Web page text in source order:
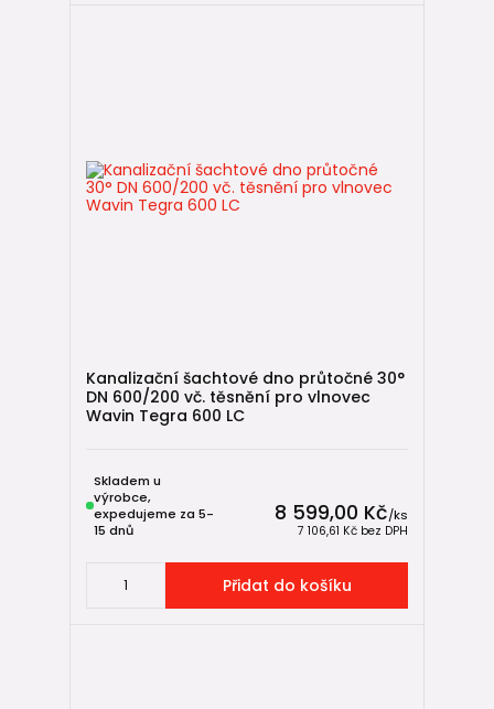
Kanalizační šachtové dno průtočné 30°
DN 600/200 vč. těsnění pro vlnovec
Wavin Tegra 600 LC
8 599,00 Kč/ks
7 106,61 Kč bez DPH
Skladem u
výrobce,
expedujeme za 5-
15 dnů
Přidat do košíku